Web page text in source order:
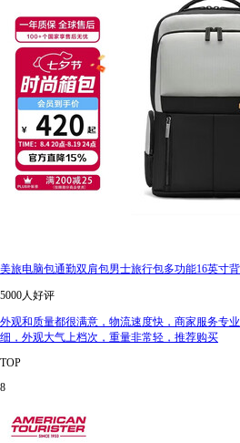
美旅电脑包通勤双肩包男士旅行包多功能16英寸
5000人好评
外观和质量都很满意，物流速度快，商家服务专
细，外观大气上档次，重量非常轻，推荐购买
TOP
8